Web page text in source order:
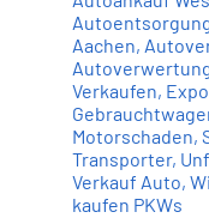
Aachen,
Verkaufen,
Motorschaden,
Transporter,
Verkauf Auto,
kaufen PKWs